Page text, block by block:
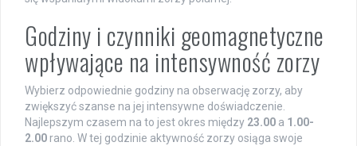
Godziny i czynniki geomagnetyczne
wpływające na intensywność zorzy
Wybierz odpowiednie godziny na obserwację zorzy, aby
zwiększyć szanse na jej intensywne doświadczenie.
Najlepszym czasem na to jest okres między 23.00 a 1.00-
2.00 rano. W tej godzinie aktywność zorzy osiąga swoje